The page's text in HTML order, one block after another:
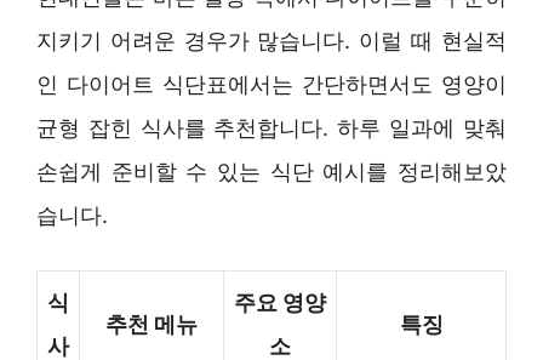
지키기 어려운 경우가 많습니다. 이럴 때 현실적
인 다이어트 식단표에서는 간단하면서도 영양이
균형 잡힌 식사를 추천합니다. 하루 일과에 맞춰
손쉽게 준비할 수 있는 식단 예시를 정리해보았
습니다.
식
사
추천 메뉴
주요 영양
소
특징